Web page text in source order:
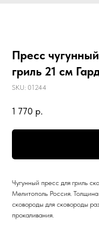
Пресс
гриль 21 см
SKU: 01244
1 770 р.
Чугунный пресс для гриль
Мелитополь Россия.
сковороды для сковороды
прокаливания.